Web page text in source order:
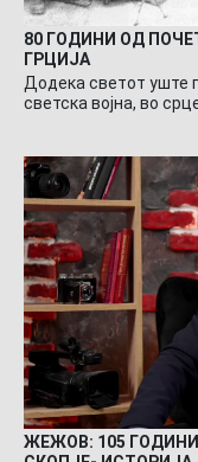
80 ГОДИНИ ОД
ГРЦИЈА
Додека светот уште
светска војна, во
ЖЕЖОВ: 105